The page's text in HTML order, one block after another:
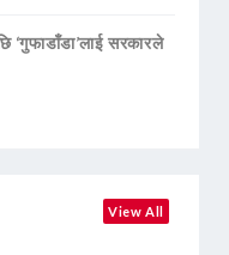
सरकारले
View All